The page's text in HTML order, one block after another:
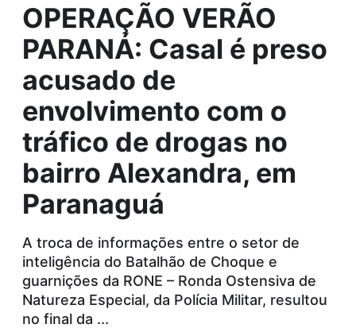
OPERAÇÃO VERÃO
PARANÁ: Casal é preso
acusado de
envolvimento com o
tráfico de drogas no
bairro Alexandra, em
Paranaguá
A troca de informações entre o setor de
inteligência do Batalhão de Choque e
guarnições da RONE – Ronda Ostensiva de
Natureza Especial, da Polícia Militar, resultou
no final da ...